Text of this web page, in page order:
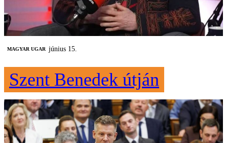
MAGYAR UGAR június 15.
Szent Benedek útján